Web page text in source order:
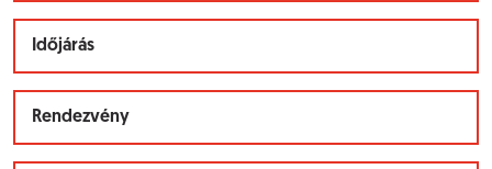
Időjárás
Rendezvény